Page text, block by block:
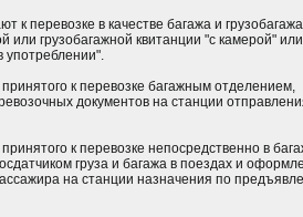
перевозке в качестве багажа и
или грузобагажной квитанции "с камерой"
к перевозке багажным отделением,
документов на станции
к перевозке непосредственно в
груза и багажа в поездах и
на станции назначения по